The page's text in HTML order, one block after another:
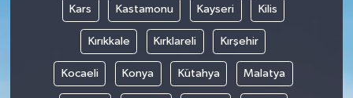
Kars Kastamonu Kayseri Kilis
Kırıkkale Kırklareli Kırşehir
Kocaeli Konya Kütahya Malatya